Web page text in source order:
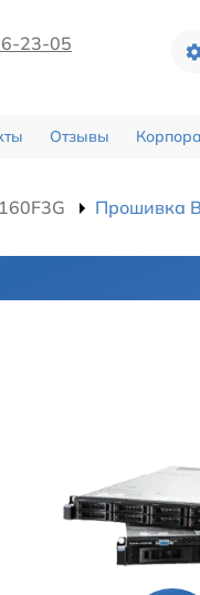
23-05
Отзывы
Прошивка